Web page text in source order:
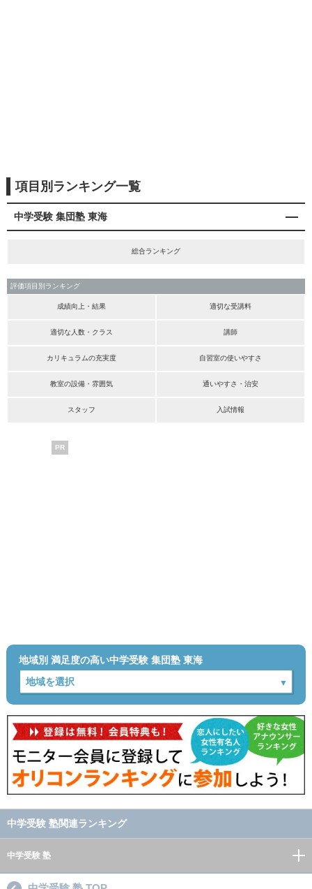
項目別ランキング一覧
中学受験 集団塾 東海
総合ランキング
評価項目別ランキング
成績向上・結果 適切な受講料
適切な人数・クラス 講師
カリキュラムの充実度 自習室の使いやすさ
教室の設備・雰囲気 通いやすさ・治安
スタッフ 入試情報
PR
地域別 満足度の高い中学受験 集団塾 東海
中学受験 塾関連ランキング
中学受験 塾